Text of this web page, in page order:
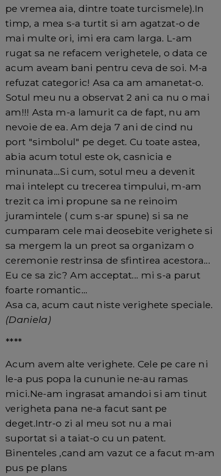
pe vremea aia, dintre toate turcismele).In
timp, a mea s-a turtit si am agatzat-o de
mai multe ori, imi era cam larga. L-am
rugat sa ne refacem verighetele, o data ce
acum aveam bani pentru ceva de soi. M-a
refuzat categoric! Asa ca am amanetat-o.
Sotul meu nu a observat 2 ani ca nu o mai
am!!! Asta m-a lamurit ca de fapt, nu am
nevoie de ea. Am deja 7 ani de cind nu
port "simbolul" pe deget. Cu toate astea,
abia acum totul este ok, casnicia e
minunata...Si cum, sotul meu a devenit
mai intelept cu trecerea timpului, m-am
trezit ca imi propune sa ne reinoim
juramintele ( cum s-ar spune) si sa ne
cumparam cele mai deosebite verighete si
sa mergem la un preot sa organizam o
ceremonie restrinsa de sfintirea acestora...
Eu ce sa zic? Am acceptat... mi s-a parut
foarte romantic...
Asa ca, acum caut niste verighete speciale.
(Daniela)
****
Acum avem alte verighete. Cele pe care ni
le-a pus popa la cununie ne-au ramas
mici.Ne-am ingrasat amandoi si am tinut
verigheta pana ne-a facut sant pe
deget.Intr-o zi al meu sot nu a mai
suportat si a taiat-o cu un patent.
Binenteles ,cand am vazut ce a facut m-am
pus pe plans